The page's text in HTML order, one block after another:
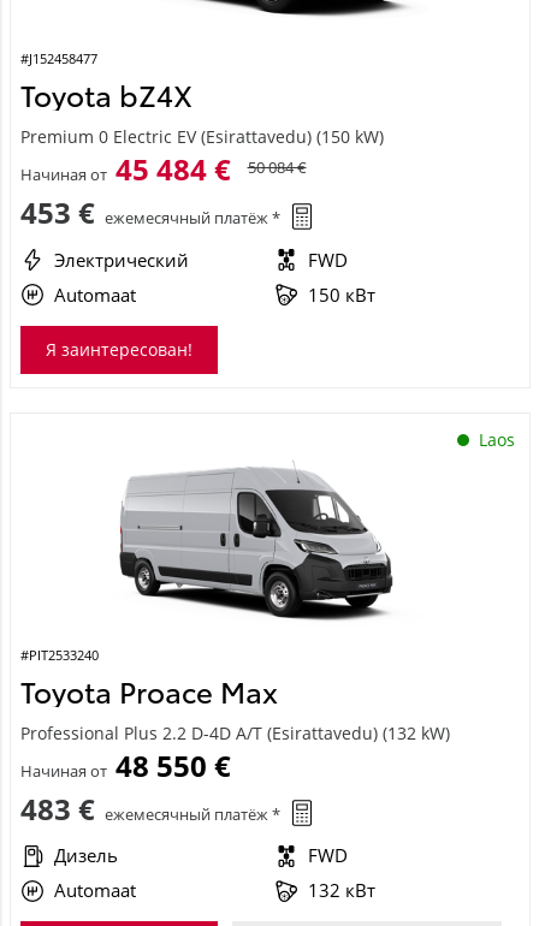
#J152458477
Toyota bZ4X
Premium 0 Electric EV (Esirattavedu) (150 kW)
Начиная от 45 484 € 50 084 €
453 € ежемесячный платёж *
Электрический
FWD
Automaat
150 кВт
Я заинтересован!
Laos
#PIT2533240
Toyota Proace Max
Professional Plus 2.2 D-4D A/T (Esirattavedu) (132 kW)
Начиная от 48 550 €
483 € ежемесячный платёж *
Дизель
FWD
Automaat
132 кВт